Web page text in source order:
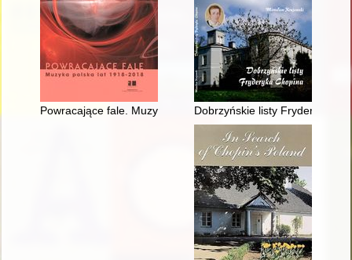
Powracające fale. Muzyka polska lat 1918-2018
Dobrzyńskie listy Fryderyka F.